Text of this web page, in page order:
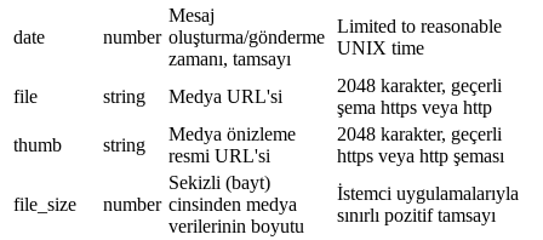
date number
Mesaj
oluşturma/gönderme
zamanı, tamsayı
Limited to reasonable
UNIX time
file string Medya URL'si
2048 karakter, geçerli
şema https veya http
thumb
string
Medya önizleme
resmi URL'si
2048 karakter, geçerli
https veya http şeması
file_size number
Sekizli (bayt)
cinsinden medya
verilerinin boyutu
İstemci uygulamalarıyla
sınırlı pozitif tamsayı